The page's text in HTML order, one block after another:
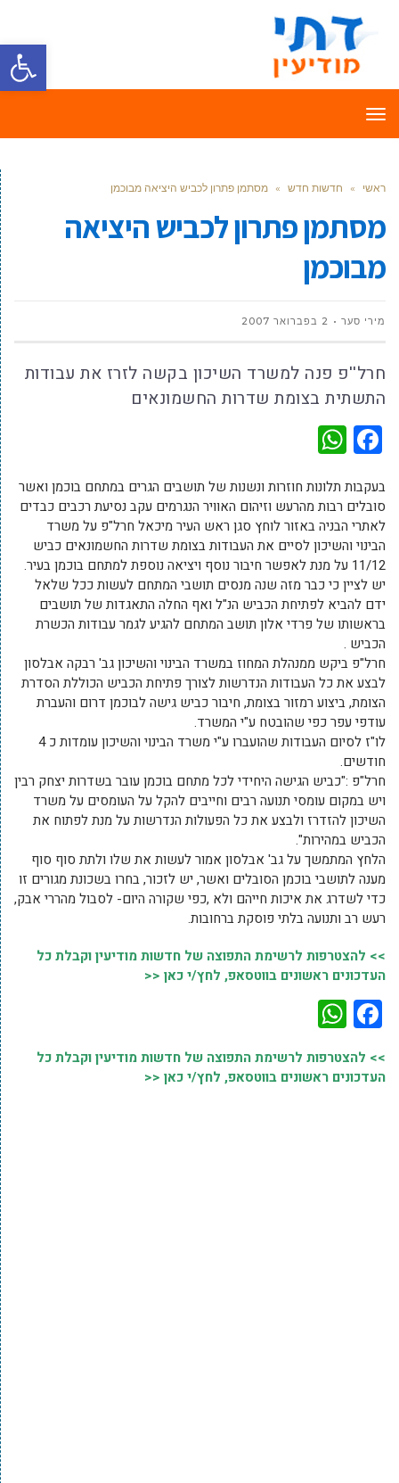
פתח
תפריט
ראשי » חדשות חדש » מסתמן פתרון לכביש היציאה מבוכמן
מסתמן פתרון לכביש היציאה
מבוכמן
מירי סער 2 בפברואר 2007
חרל''פ פנה למשרד השיכון בקשה לזרז את עבודות
התשתית בצומת שדרות החשמונאים
Facebook
בעקבות תלונות חוזרות ונשנות של תושבים הגרים במתחם בוכמן ואשר
סובלים רבות מהרעש וזיהום האוויר הנגרמים עקב נסיעת רכבים כבדים
לאתרי הבניה באזור לוחץ סגן ראש העיר מיכאל חרל"פ על משרד
הבינוי והשיכון לסיים את העבודות בצומת שדרות החשמונאים כביש
11/12 על מנת לאפשר חיבור נוסף ויציאה נוספת למתחם בוכמן בעיר.
יש לציין כי כבר מזה שנה מנסים תושבי המתחם לעשות ככל שלאל
ידם להביא לפתיחת הכביש הנ"ל ואף החלה התאגדות של תושבים
בראשותו של פרדי אלון תושב המתחם להגיע לגמר עבודות הכשרת
הכביש .
חרל"פ ביקש ממנהלת המחוז במשרד הבינוי והשיכון גב' רבקה אבלסון
לבצע את כל העבודות הנדרשות לצורך פתיחת הכביש הכוללת הסדרת
הצומת, ביצוע רמזור בצומת, חיבור כביש גישה לבוכמן דרום והעברת
עודפי עפר כפי שהובטח ע"י המשרד.
לו"ז לסיום העבודות שהועברו ע"י משרד הבינוי והשיכון עומדות כ 4
חודשים.
חרל"פ :"כביש הגישה היחידי לכל מתחם בוכמן עובר בשדרות יצחק רבין
ויש במקום עומסי תנועה רבים וחייבים להקל על העומסים על משרד
השיכון להזדרז ולבצע את כל הפעולות הנדרשות על מנת לפתוח את
הכביש במהירות".
הלחץ המתמשך על גב' אבלסון אמור לעשות את שלו ולתת סוף סוף
מענה לתושבי בוכמן הסובלים ואשר, יש לזכור, בחרו בשכונת מגורים זו
כדי לשדרג את איכות חייהם ולא ,כפי שקורה היום- לסבול מהררי אבק,
רעש רב ותנועה בלתי פוסקת ברחובות.
>> להצטרפות לרשימת התפוצה של חדשות מודיעין וקבלת כל
העדכונים ראשונים בווטסאפ, לחץ/י כאן <<
Facebook
>> להצטרפות לרשימת התפוצה של חדשות מודיעין וקבלת כל
העדכונים ראשונים בווטסאפ, לחץ/י כאן <<